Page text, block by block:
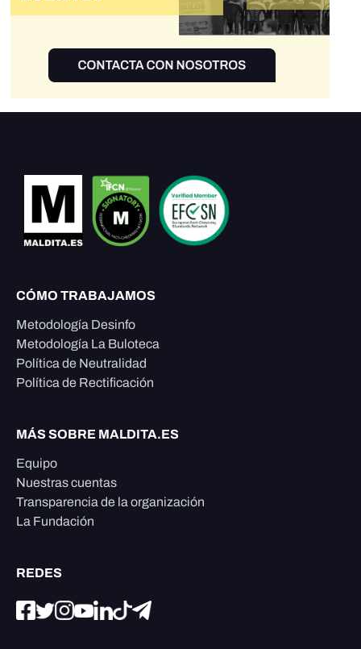
CÓMO TRABAJAMOS
Metodología Desinfo
Metodología La Buloteca
Política de Neutralidad
Política de Rectificación
MÁS SOBRE MALDITA.ES
Equipo
Nuestras cuentas
Transparencia de la organización
La Fundación
REDES